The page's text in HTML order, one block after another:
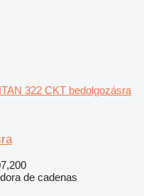
322 CKT bedolgozásra
de cadenas